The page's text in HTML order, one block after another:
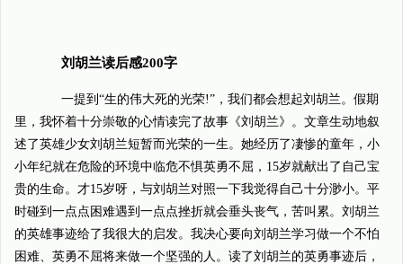
刘胡兰读后感200字
一提到“生的伟大死的光荣!”，我们都会想起刘胡兰。假期
里，我怀着十分崇敬的心情读完了故事《刘胡兰》。文章生动地叙
述了英雄少女刘胡兰短暂而光荣的一生。她经历了凄惨的童年，小
小年纪就在危险的环境中临危不惧英勇不屈，15岁就献出了自己宝
贵的生命。才15岁呀，与刘胡兰对照一下我觉得自己十分渺小。平
时碰到一点点困难遇到一点点挫折就会垂头丧气，苦叫累。刘胡兰
的英雄事迹给了我很大的启发。我决心要向刘胡兰学习做一个不怕
困难、英勇不屈将来做一个坚强的人。读了刘胡兰的英勇事迹后，